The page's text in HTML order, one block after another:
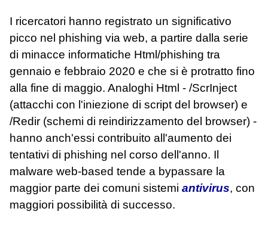
I ricercatori hanno registrato un significativo
picco nel phishing via web, a partire dalla serie
di minacce informatiche Html/phishing tra
gennaio e febbraio 2020 e che si è protratto fino
alla fine di maggio. Analoghi Html - /ScrInject
(attacchi con l'iniezione di script del browser) e
/Redir (schemi di reindirizzamento del browser) -
hanno anch'essi contribuito all'aumento dei
tentativi di phishing nel corso dell'anno. Il
malware web-based tende a bypassare la
maggior parte dei comuni sistemi antivirus, con
maggiori possibilità di successo.